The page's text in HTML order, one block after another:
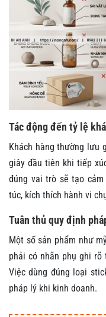
Tác động đến tỷ lệ
Khách hàng thường lưu
giây đầu tiên khi tiếp
đúng vai trò sẽ tạo
túc, kích thích hành vi
Tuân thủ quy định
Một số sản phẩm như
phải có nhãn phụ ghi rõ
Việc dùng đúng loại
pháp lý khi kinh doanh.